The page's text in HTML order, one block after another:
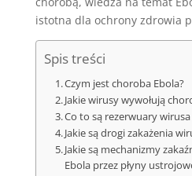
istotna dla ochrony zdrowia
Spis treści
Czym jest choroba Ebola?
Jakie wirusy wywołują
Co to są rezerwuary wirusa
Jakie są drogi zakażenia
Jakie są mechanizmy
Ebola przez płyny